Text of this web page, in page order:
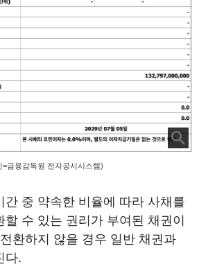
=금융감독원 전자공시시스템)
간 중 약속한 비율에 따라 사채를
할 수 있는 권리가 부여된 채권이
환하지 않을 경우 일반 채권과
다.